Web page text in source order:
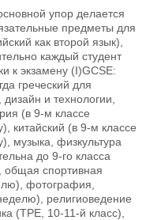
упор делается
предметы для
как второй язык),
каждый студент
к экзамену (I)GCSE:
греческий для
и технологии,
(в 9-м классе
китайский (в 9-м классе
музыка, физкультура
до 9-го класса
общая спортивная
фотография,
религиоведение
(TPE, 10-11-й класс),